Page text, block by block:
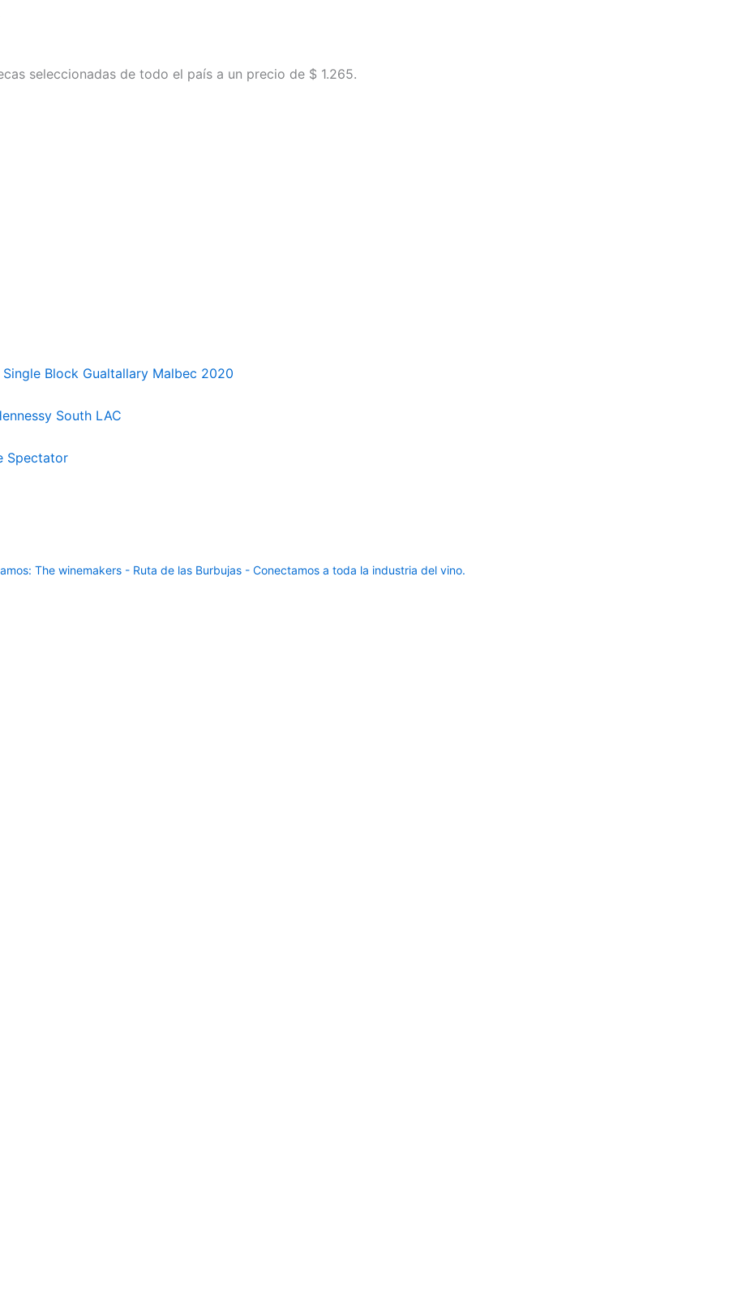
seleccionadas de todo el país a un precio de $ 1.265.
Block Gualtallary Malbec 2020
South LAC
Spectator
The winemakers - Ruta de las Burbujas - Conectamos a toda la industria del vino.